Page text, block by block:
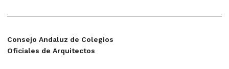
Consejo Andaluz de Colegios
Oficiales de Arquitectos